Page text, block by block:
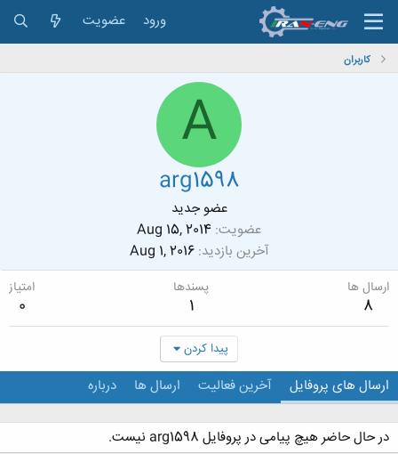
ورود عضویت
کاربران
A
arg1598
عضو جدید
عضویت Aug 15, 2014
آخرین بازدید Aug 1, 2016
ارسال ها
8
پسندها
1
امتیاز
0
پیدا کردن
ارسال های پروفایل آخرین فعالیت ارسال ها درباره
در حال حاضر هیچ پیامی در پروفایل arg1598 نیست.